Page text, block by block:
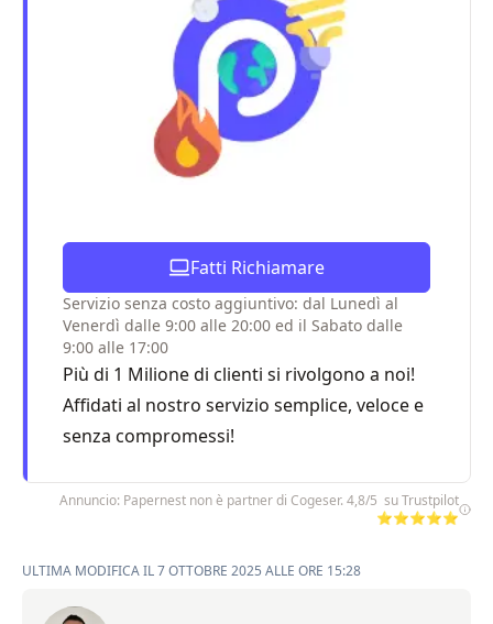
Fatti Richiamare
Servizio senza costo aggiuntivo: dal Lunedì al
Venerdì dalle 9:00 alle 20:00 ed il Sabato dalle
9:00 alle 17:00
Più di 1 Milione di clienti si rivolgono a noi!
Affidati al nostro servizio semplice, veloce e
senza compromessi!
Annuncio: Papernest non è partner di Cogeser. 4,8/5 su Trustpilot
⭐⭐⭐⭐⭐
ULTIMA MODIFICA IL 7 OTTOBRE 2025 ALLE ORE 15:28